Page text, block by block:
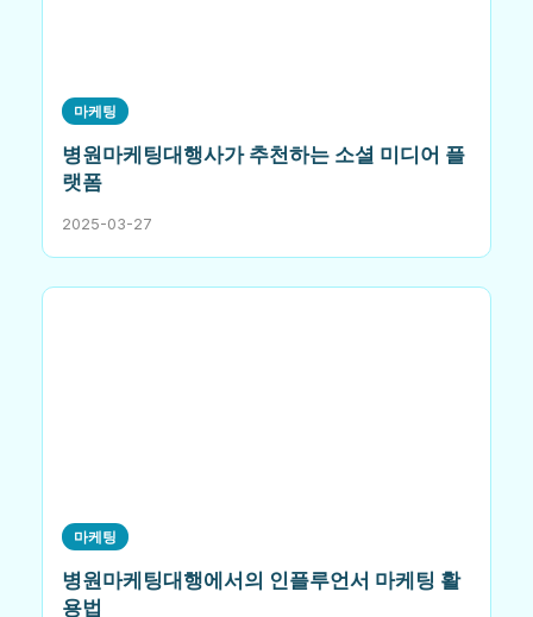
마케팅
병원마케팅대행사가 추천하는 소셜 미디어 플
랫폼
2025-03-27
마케팅
병원마케팅대행에서의 인플루언서 마케팅 활
용법